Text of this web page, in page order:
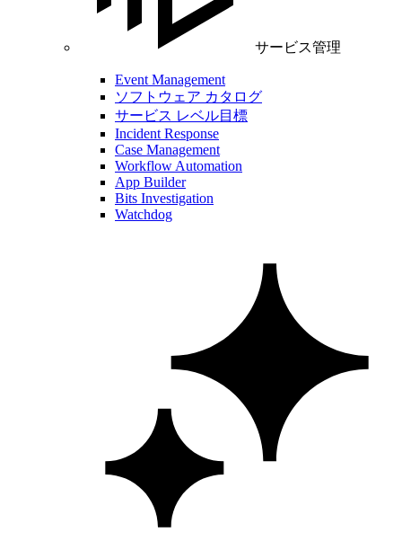
サービス管理
Event Management
ソフトウェア カタログ
サービス レベル目標
Incident Response
Case Management
Workflow Automation
App Builder
Bits Investigation
Watchdog